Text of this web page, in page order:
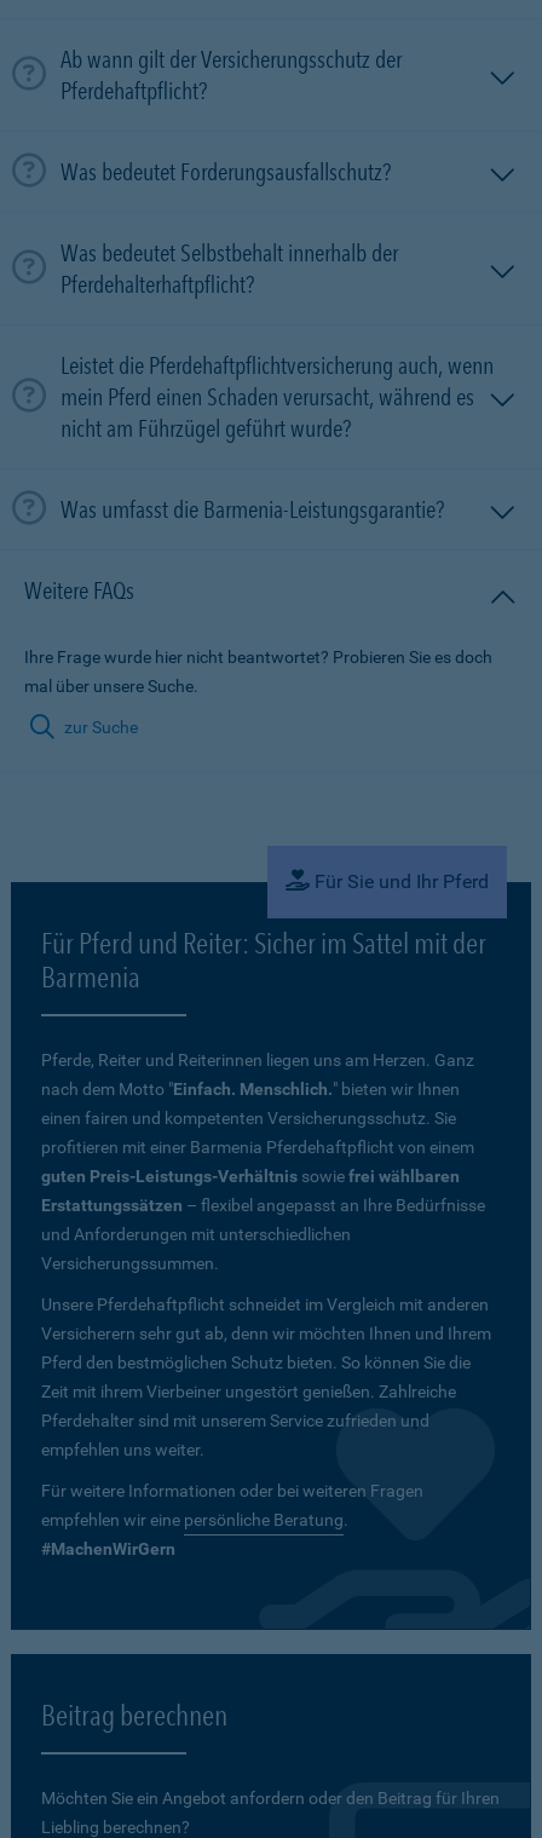
Ab wann gilt der Versicherungsschutz der
Pferdehaftpflicht?
Was bedeutet Forderungsausfallschutz?
Was bedeutet Selbstbehalt innerhalb der
Pferdehalterhaftpflicht?
Leistet die Pferdehaftpflichtversicherung auch, wenn
mein Pferd einen Schaden verursacht, während es
nicht am Führzügel geführt wurde?
Was umfasst die Barmenia-Leistungsgarantie?
Weitere FAQs
Ihre Frage wurde hier nicht beantwortet? Probieren Sie es doch
mal über unsere Suche.
zur Suche
Für Sie und Ihr Pferd
Für Pferd und Reiter: Sicher im Sattel mit der
Barmenia
Pferde, Reiter und Reiterinnen liegen uns am Herzen. Ganz
nach dem Motto "Einfach. Menschlich." bieten wir Ihnen
einen fairen und kompetenten Versicherungsschutz. Sie
profitieren mit einer Barmenia Pferdehaftpflicht von einem
guten Preis-Leistungs-Verhältnis sowiefrei wählbaren
Erstattungssätzen – flexibel angepasst an Ihre Bedürfnisse
und Anforderungen mit unterschiedlichen
Versicherungssummen.
Unsere Pferdehaftpflicht schneidet im Vergleich mit anderen
Versicherern sehr gut ab, denn wir möchten Ihnen und Ihrem
Pferd den bestmöglichen Schutz bieten. So können Sie die
Zeit mit ihrem Vierbeiner ungestört genießen. Zahlreiche
Pferdehalter sind mit unserem Service zufrieden und
empfehlen uns weiter.
Für weitere Informationen oder bei weiteren Fragen
empfehlen wir eine persönliche Beratung.
#MachenWirGern
Beitrag berechnen
Möchten Sie ein Angebot anfordern oder den Beitrag für Ihren
Liebling berechnen?